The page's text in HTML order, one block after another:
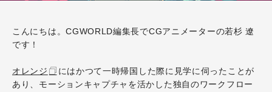
こんにちは。CGWORLD編集長でCGアニメーターの若杉 遼
です！
オレンジ
にはかつて一時帰国した際に見学に伺ったことが
あり、モーションキャプチャを活かした独自のワークフロー